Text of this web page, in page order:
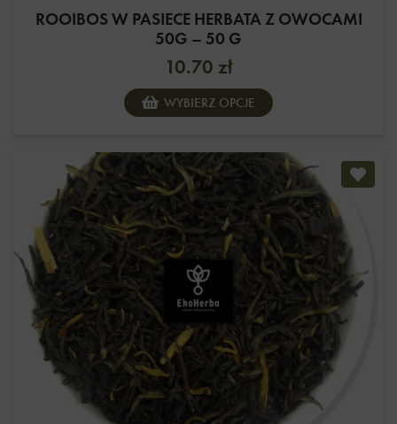
ROOIBOS W PASIECE HERBATA Z OWOCAMI
50G – 50 G
10.70 zł
WYBIERZ OPCJE